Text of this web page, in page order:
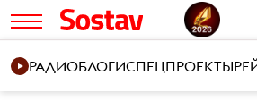
РАДИОБЛОГИСПЕЦПРОЕКТЫ